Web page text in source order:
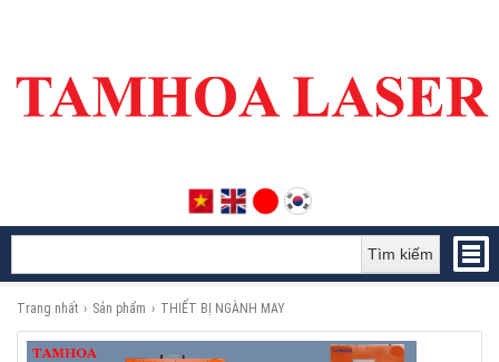
Tìm kiếm
Trang nhất › Sản phẩm › THIẾT BỊ NGÀNH MAY